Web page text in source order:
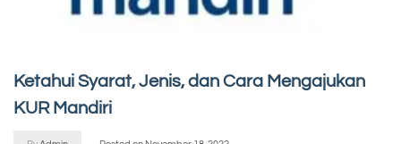
Ketahui Syarat, Jenis, dan Cara Mengajukan
KUR Mandiri